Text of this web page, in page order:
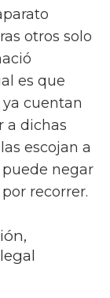
otros solo
es que
cuentan
a dichas
escojan a
negar
recorrer.